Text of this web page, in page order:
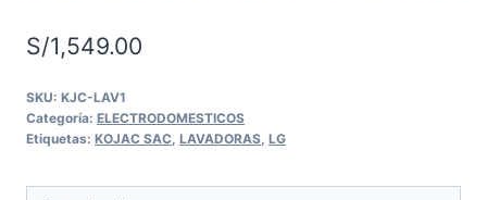
S/1,549.00
SKU: KJC-LAV1
Categoría: ELECTRODOMESTICOS
Etiquetas: KOJAC SAC LAVADORAS LG